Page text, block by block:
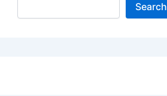
Search